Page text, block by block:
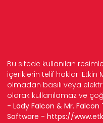
Bu sitede kullanılan
içeriklerin telif hakları
olmadan basılı veya
olarak kullanılamaz ve
- Lady Falcon & Mr. Falcon
Software - https://